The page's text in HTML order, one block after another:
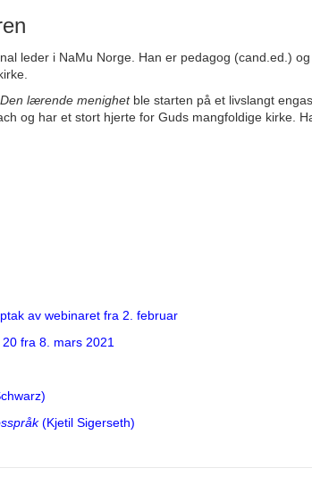
leder i NaMu Norge. Han er pedagog (cand.ed.)
Den lærende menighetble starten på et livslangt
og har et stort hjerte for Guds mangfoldige kirke.
av webinaret fra 2. februar
fra 8. mars 2021
(Kjetil Sigerseth)